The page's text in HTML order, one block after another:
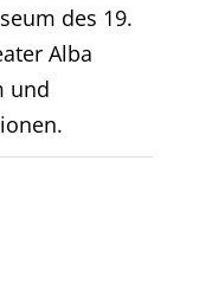
des 19.
Alba
und